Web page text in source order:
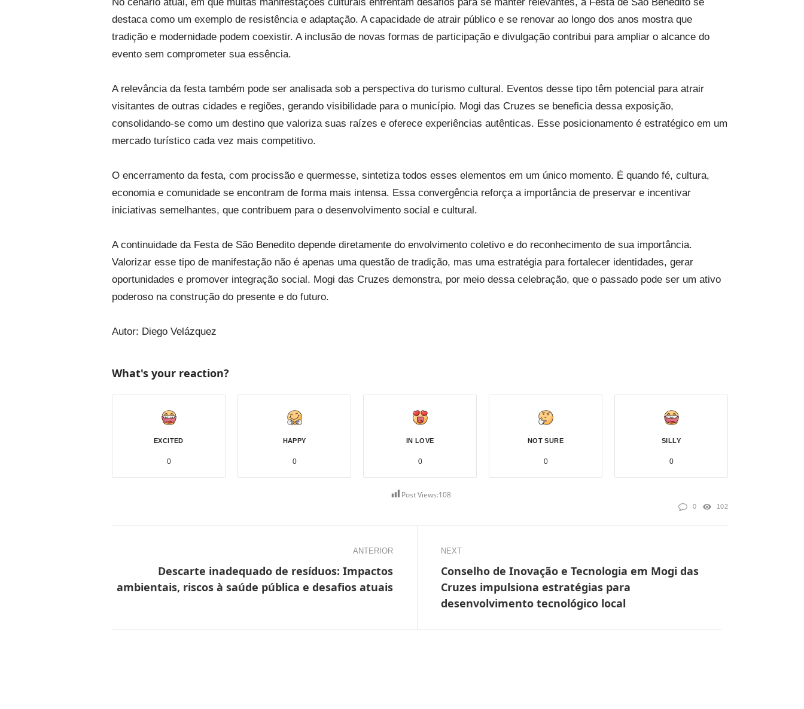
destaca como um exemplo de resistência e adaptação. A capacidade de atrair público e se renovar ao longo dos anos mostra que
tradição e modernidade podem coexistir. A inclusão de novas formas de participação e divulgação contribui para ampliar o alcance do
evento sem comprometer sua essência.
A relevância da festa também pode ser analisada sob a perspectiva do turismo cultural. Eventos desse tipo têm potencial para atrair
visitantes de outras cidades e regiões, gerando visibilidade para o município. Mogi das Cruzes se beneficia dessa exposição,
consolidando-se como um destino que valoriza suas raízes e oferece experiências autênticas. Esse posicionamento é estratégico em um
mercado turístico cada vez mais competitivo.
O encerramento da festa, com procissão e quermesse, sintetiza todos esses elementos em um único momento. É quando fé, cultura,
economia e comunidade se encontram de forma mais intensa. Essa convergência reforça a importância de preservar e incentivar
iniciativas semelhantes, que contribuem para o desenvolvimento social e cultural.
A continuidade da Festa de São Benedito depende diretamente do envolvimento coletivo e do reconhecimento de sua importância.
Valorizar esse tipo de manifestação não é apenas uma questão de tradição, mas uma estratégia para fortalecer identidades, gerar
oportunidades e promover integração social. Mogi das Cruzes demonstra, por meio dessa celebração, que o passado pode ser um ativo
poderoso na construção do presente e do futuro.
Autor: Diego Velázquez
Post Views:108
What's your reaction?
EXCITED
0
HAPPY
0
IN LOVE
0
NOT SURE
0
SILLY
0
0 102
ANTERIOR
Descarte inadequado de resíduos: Impactos
ambientais, riscos à saúde pública e desafios atuais
NEXT
Conselho de Inovação e Tecnologia em Mogi das
Cruzes impulsiona estratégias para
desenvolvimento tecnológico local